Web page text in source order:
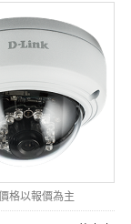
格以報價為主